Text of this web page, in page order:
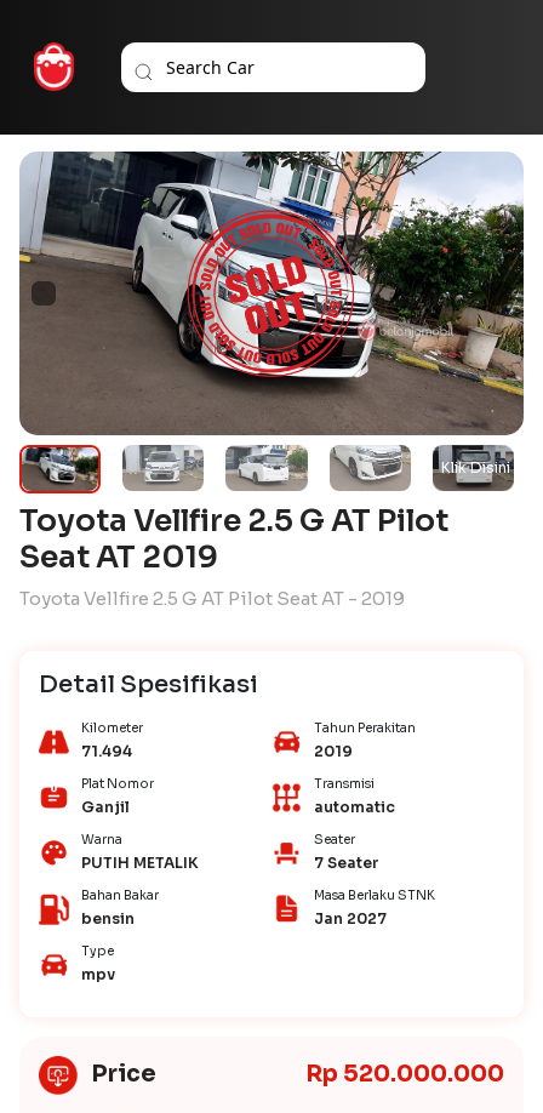
Toyota Vellfire 2.5 G AT Pilot
Seat AT 2019
Toyota Vellfire 2.5 G AT Pilot Seat AT - 2019
Detail Spesifikasi
Kilometer
71.494
Tahun Perakitan
2019
Plat Nomor
Ganjil
Transmisi
automatic
Warna
PUTIH METALIK
Seater
7 Seater
Bahan Bakar
bensin
Masa Berlaku STNK
Jan 2027
Type
mpv
Price Rp 520.000.000